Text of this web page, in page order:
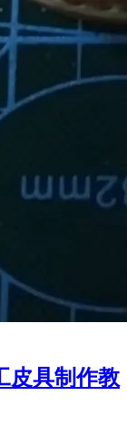
具制作教